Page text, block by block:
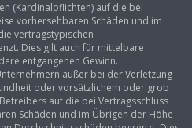
(Kardinalpflichten) auf die bei
vorhersehbaren Schäden und im
vertragstypischen
Dies gilt auch für mittelbare
entgangenen Gewinn.
außer bei der Verletzung
oder vorsätzlichem oder grob
auf die bei Vertragsschluss
Schäden und im Übrigen der Höhe